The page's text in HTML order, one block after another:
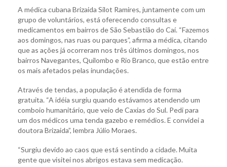
A médica cubana Brizaida Silot Ramires, juntamente com um
grupo de voluntários, está oferecendo consultas e
medicamentos em bairros de São Sebastião do Caí. “Fazemos
aos domingos, nas ruas ou parques”, afirma a médica, citando
que as ações já ocorreram nos três últimos domingos, nos
bairros Navegantes, Quilombo e Rio Branco, que estão entre
os mais afetados pelas inundações.
Através de tendas, a população é atendida de forma
gratuita. “A idéia surgiu quando estávamos atendendo um
comboio humanitário, que veio de Caxias do Sul. Pedi para
um dos médicos uma tenda gazebo e remédios. E convidei a
doutora Brizaida”, lembra Júlio Moraes.
“Surgiu devido ao caos que está sentindo a cidade. Muita
gente que visitei nos abrigos estava sem medicação.